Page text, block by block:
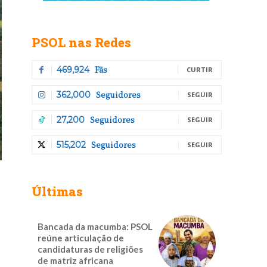
PSOL nas Redes
469,924 Fãs CURTIR
362,000 Seguidores SEGUIR
27,200 Seguidores SEGUIR
515,202 Seguidores SEGUIR
Últimas
Bancada da macumba: PSOL
reúne articulação de
candidaturas de religiões
de matriz africana